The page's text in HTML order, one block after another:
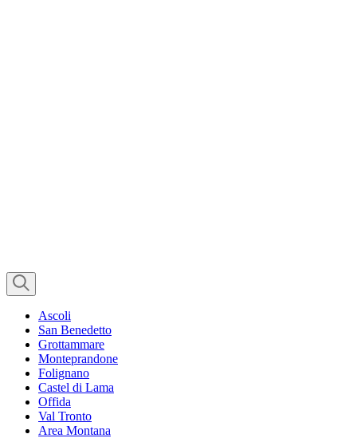
Ascoli
San Benedetto
Grottammare
Monteprandone
Folignano
Castel di Lama
Offida
Val Tronto
Area Montana